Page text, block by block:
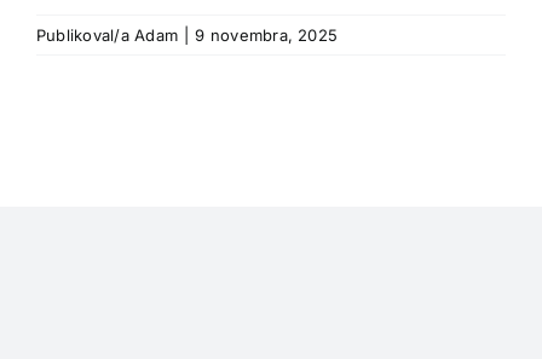
Publikoval/aAdam 9 novembra, 2025